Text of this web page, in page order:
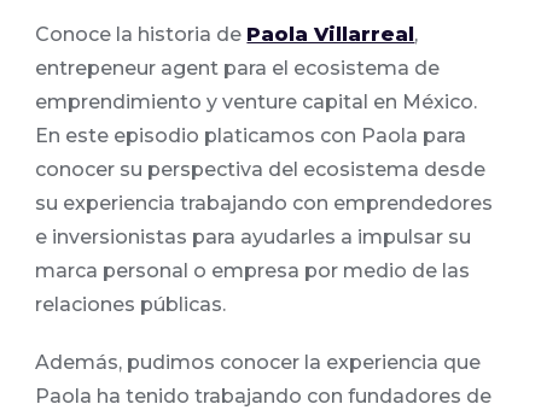
Conoce la historia de Paola Villarreal,
entrepeneur agent para el ecosistema de
emprendimiento y venture capital en México.
En este episodio platicamos con Paola para
conocer su perspectiva del ecosistema desde
su experiencia trabajando con emprendedores
e inversionistas para ayudarles a impulsar su
marca personal o empresa por medio de las
relaciones públicas.
Además, pudimos conocer la experiencia que
Paola ha tenido trabajando con fundadores de